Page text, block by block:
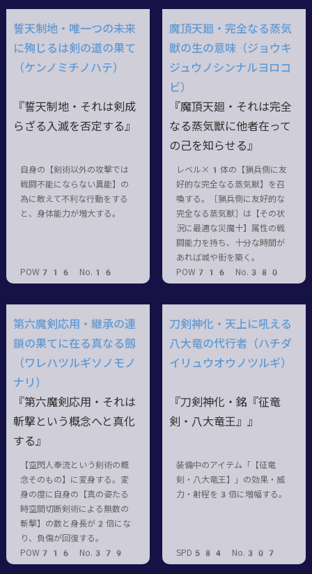
誓天制地・唯一つの未来
に殉じるは剣の道の果て
（ケンノミチノハテ）
『誓天制地・それは剣成
らざる入滅を否定する』
自身の【剣術以外の攻撃では
戦闘不能にならない異能】の
為に敢えて不利な行動をする
と、身体能力が増大する。
POW716 No.16
魔頂天廻・完全なる蒸気
獣の生の意味（ジョウキ
ジュウノシンナルヨロコ
ビ）
『魔頂天廻・それは完全
なる蒸気獣に他者在って
の己を知らせる』
レベル×1体の【猟兵側に友
好的な完全なる蒸気獣】を召
喚する。［猟兵側に友好的な
完全なる蒸気獣］は【その状
況に最適な災魔十】属性の戦
闘能力を持ち、十分な時間が
あれば城や街を築く。
POW716 No.380
第六魔剣応用・継承の連
鎖の果てに在る真なる劔
（ワレハツルギソノモノ
ナリ）
『第六魔剣応用・それは
斬撃という概念へと真化
する』
【空閃人奉流という剣術の概
念そのもの】に変身する。変
身の度に自身の【真の姿たる
時空間切断剣術による無数の
斬撃】の数と身長が2倍にな
り、負傷が回復する。
POW716 No.379
刀剣神化・天上に吼える
八大竜の代行者（ハチダ
イリュウオウノツルギ）
『刀剣神化・銘『征竜
剣・八大竜王』』
装備中のアイテム「【征竜
剣・八大竜王】」の効果・威
力・射程を3倍に増幅する。
SPD584 No.307